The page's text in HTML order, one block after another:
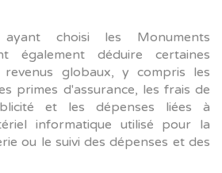
ayant choisi les Monuments
également déduire certaines
globaux, y compris les
primes d'assurance, les frais de
et les dépenses liées à
informatique utilisé pour la
ou le suivi des dépenses et des